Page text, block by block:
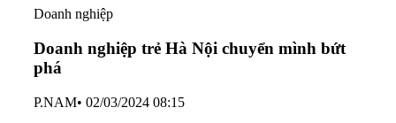
Doanh nghiệp
Doanh nghiệp trẻ Hà Nội chuyển mình bứt
phá
P.NAM• 02/03/2024 08:15